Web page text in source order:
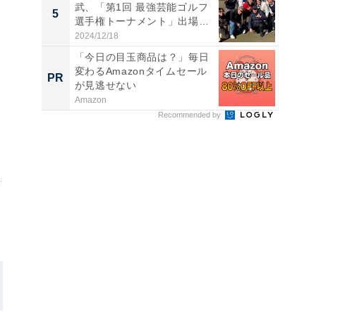
5
武、「第1回 最強芸能ゴルフ
選手権トーナメント」出場
メ...
2024/12/18
PR
「今日の目玉商品は？」毎日
変わるAmazonタイムセール
が見逃せない
Amazon
Recommended by